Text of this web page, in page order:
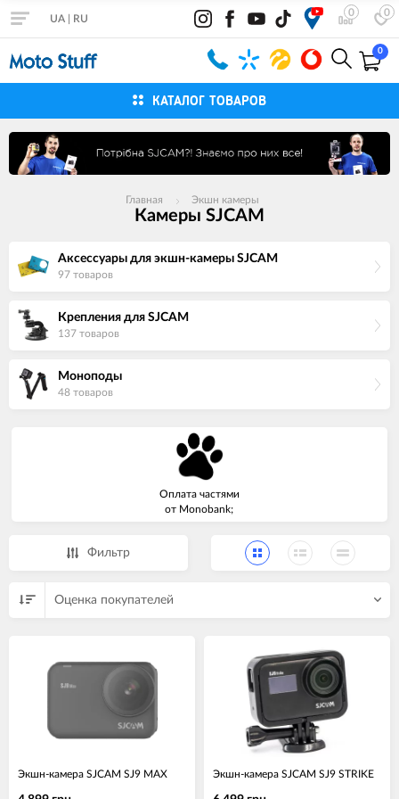
0 0
UA RU
0
КАТАЛОГ ТОВАРОВ
Главная Экшн камеры
Камеры SJCAM
Аксессуары для экшн-камеры SJCAM
97 товаров
Крепления для SJCAM
137 товаров
Моноподы
48 товаров
Оплата частями
от Monobank;
Фильтр
Оценка покупателей
Экшн-камера SJCAM SJ9 MAX Экшн-камера SJCAM SJ9 STRIKE